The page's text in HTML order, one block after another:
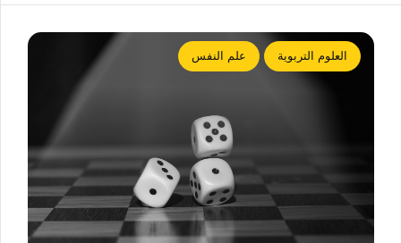
العلوم التربوية علم النفس